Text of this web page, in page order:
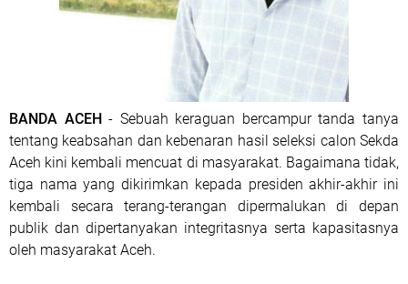
BANDA ACEH- Sebuah keraguan bercampur tanda tanya
tentang keabsahan dan kebenaran hasil seleksi calon Sekda
Aceh kini kembali mencuat di masyarakat. Bagaimana tidak,
tiga nama yang dikirimkan kepada presiden akhir-akhir ini
kembali secara terang-terangan dipermalukan di depan
publik dan dipertanyakan integritasnya serta kapasitasnya
oleh masyarakat Aceh.